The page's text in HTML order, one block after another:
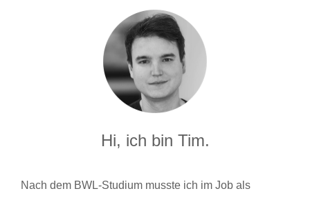
Hi, ich bin Tim.
Nach dem BWL-Studium musste ich im Job als